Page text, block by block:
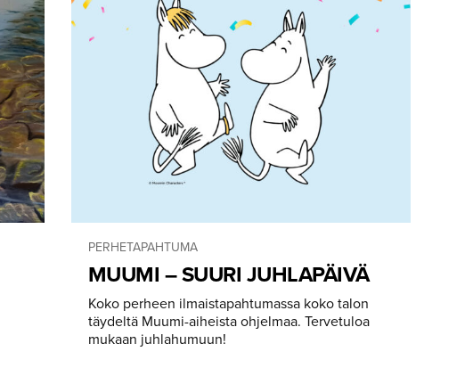
PERHETAPAHTUMA
MUUMI – SUURI JUHLAPÄIVÄ
Koko perheen ilmaistapahtumassa koko talon
täydeltä Muumi-aiheista ohjelmaa. Tervetuloa
mukaan juhlahumuun!